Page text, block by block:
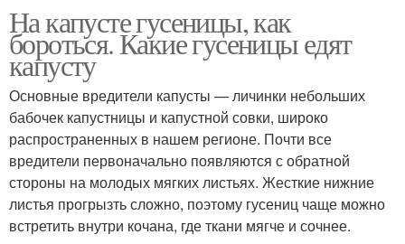
На капусте гусеницы, как
бороться. Какие гусеницы едят
капусту
Основные вредители капусты — личинки небольших
бабочек капустницы и капустной совки, широко
распространенных в нашем регионе. Почти все
вредители первоначально появляются с обратной
стороны на молодых мягких листьях. Жесткие нижние
листья прогрызть сложно, поэтому гусениц чаще можно
встретить внутри кочана, где ткани мягче и сочнее.